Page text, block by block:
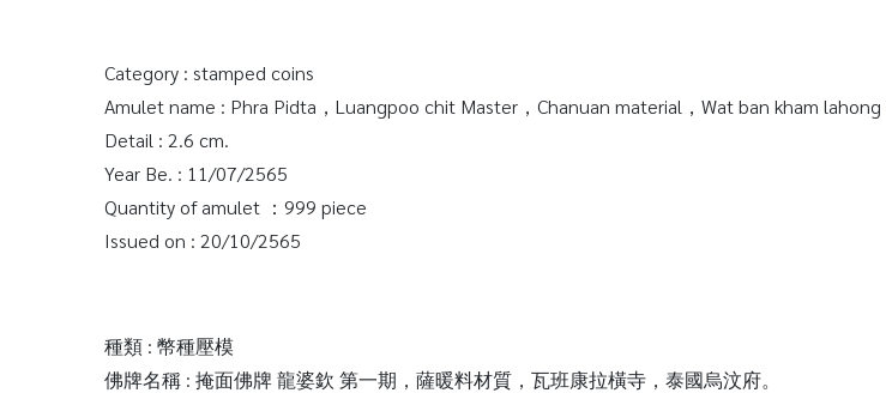
Category : stamped coins
Amulet name : Phra Pidta，Luangpoo chit Master，Chanuan material，Wat ban kham
Detail : 2.6 cm.
Year Be. : 11/07/2565
Quantity of amulet ：999 piece
Issued on : 20/10/2565
種類 : 幣種壓模
佛牌名稱 : 掩面佛牌 龍婆欽 第一期，薩暖料材質，瓦班康拉橫寺，泰國烏汶府。